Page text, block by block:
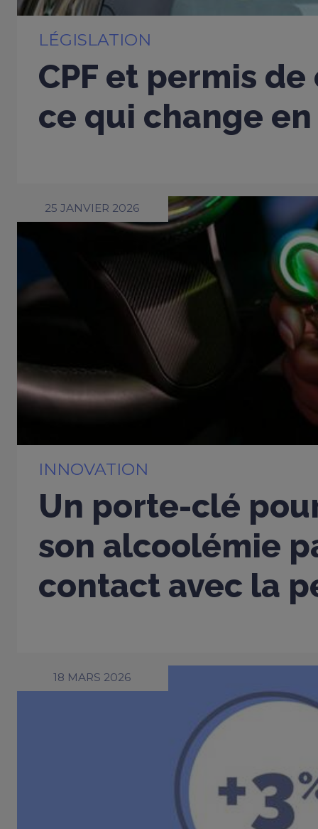
LÉGISLATION
CPF et permis
ce qui change
25 JANVIER 2026
INNOVATION
Un porte-clé
son alcoolémie
contact avec la
18 MARS 2026